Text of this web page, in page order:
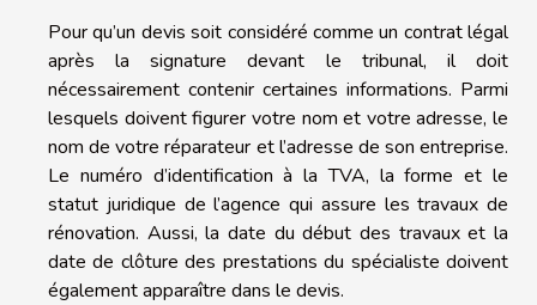
Pour qu’un devis soit considéré comme un contrat légal
après la signature devant le tribunal, il doit
nécessairement contenir certaines informations. Parmi
lesquels doivent figurer votre nom et votre adresse, le
nom de votre réparateur et l’adresse de son entreprise.
Le numéro d’identification à la TVA, la forme et le
statut juridique de l’agence qui assure les travaux de
rénovation. Aussi, la date du début des travaux et la
date de clôture des prestations du spécialiste doivent
également apparaître dans le devis.